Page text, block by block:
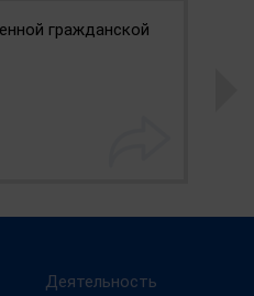
гражданской
Деятельность